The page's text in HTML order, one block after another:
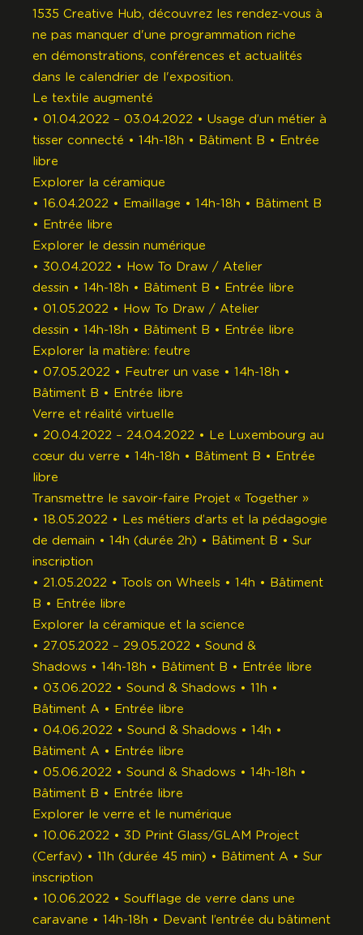
1535 Creative Hub, découvrez les rendez-vous à
ne pas manquer d'une programmation riche
en démonstrations, conférences et actualités
dans le calendrier de l'exposition.
Le textile augmenté
• 01.04.2022 – 03.04.2022 • Usage d’un métier à
tisser connecté • 14h-18h • Bâtiment B • Entrée
libre
Explorer la céramique
• 16.04.2022 • Emaillage • 14h-18h • Bâtiment B
• Entrée libre
Explorer le dessin numérique
• 30.04.2022 • How To Draw / Atelier
dessin • 14h-18h • Bâtiment B • Entrée libre
• 01.05.2022 • How To Draw / Atelier
dessin • 14h-18h • Bâtiment B • Entrée libre
Explorer la matière: feutre
• 07.05.2022 • Feutrer un vase • 14h-18h •
Bâtiment B • Entrée libre
Verre et réalité virtuelle
• 20.04.2022 – 24.04.2022 • Le Luxembourg au
cœur du verre • 14h-18h • Bâtiment B • Entrée
libre
Transmettre le savoir-faire Projet « Together »
• 18.05.2022 • Les métiers d’arts et la pédagogie
de demain • 14h (durée 2h) • Bâtiment B • Sur
inscription
• 21.05.2022 • Tools on Wheels • 14h • Bâtiment
B • Entrée libre
Explorer la céramique et la science
• 27.05.2022 – 29.05.2022 • Sound &
Shadows • 14h-18h • Bâtiment B • Entrée libre
• 03.06.2022 • Sound & Shadows • 11h •
Bâtiment A • Entrée libre
• 04.06.2022 • Sound & Shadows • 14h •
Bâtiment A • Entrée libre
• 05.06.2022 • Sound & Shadows • 14h-18h •
Bâtiment B • Entrée libre
Explorer le verre et le numérique
• 10.06.2022 • 3D Print Glass/GLAM Project
(Cerfav) • 11h (durée 45 min) • Bâtiment A • Sur
inscription
• 10.06.2022 • Soufflage de verre dans une
caravane • 14h-18h • Devant l’entrée du bâtiment